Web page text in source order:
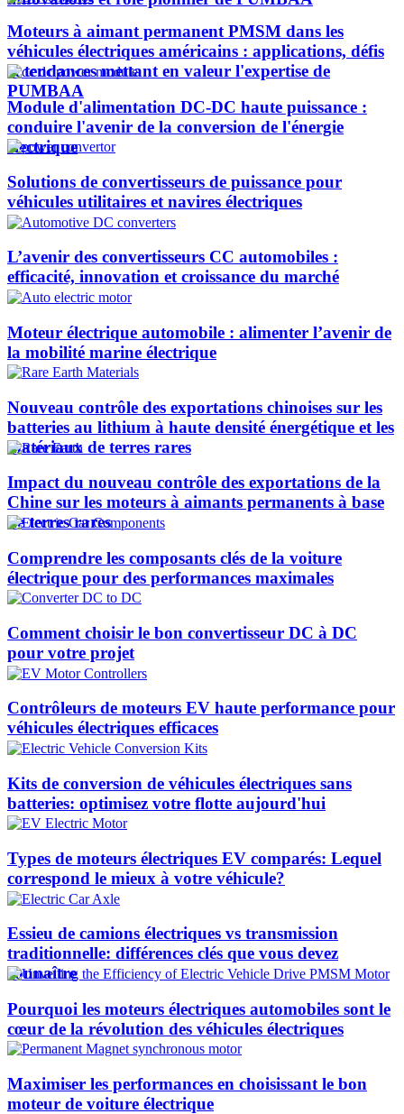
Moteurs à aimant permanent PMSM dans les
véhicules électriques américains : applications, défis
et tendances mettant en valeur l'expertise de
PUMBAA​
Module d'alimentation DC-DC haute puissance :
conduire l'avenir de la conversion de l'énergie
électrique
Solutions de convertisseurs de puissance pour
véhicules utilitaires et navires électriques
L’avenir des convertisseurs CC automobiles :
efficacité, innovation et croissance du marché
Moteur électrique automobile : alimenter l’avenir de
la mobilité marine électrique
Nouveau contrôle des exportations chinoises sur les
batteries au lithium à haute densité énergétique et les
matériaux de terres rares
Impact du nouveau contrôle des exportations de la
Chine sur les moteurs à aimants permanents à base
de terres rares
Comprendre les composants clés de la voiture
électrique pour des performances maximales
Comment choisir le bon convertisseur DC à DC
pour votre projet
Contrôleurs de moteurs EV haute performance pour
véhicules électriques efficaces
Kits de conversion de véhicules électriques sans
batteries: optimisez votre flotte aujourd'hui
Types de moteurs électriques EV comparés: Lequel
correspond le mieux à votre véhicule?
Essieu de camions électriques vs transmission
traditionnelle: différences clés que vous devez
connaître
Pourquoi les moteurs électriques automobiles sont le
cœur de la révolution des véhicules électriques
Maximiser les performances en choisissant le bon
moteur de voiture électrique